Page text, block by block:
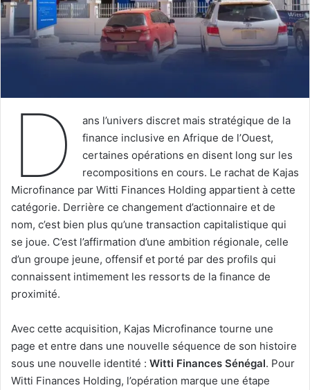
D
ans l’univers discret mais stratégique de la
finance inclusive en Afrique de l’Ouest,
certaines opérations en disent long sur les
recompositions en cours. Le rachat de Kajas
Microfinance par Witti Finances Holding appartient à cette
catégorie. Derrière ce changement d’actionnaire et de
nom, c’est bien plus qu’une transaction capitalistique qui
se joue. C’est l’affirmation d’une ambition régionale, celle
d’un groupe jeune, offensif et porté par des profils qui
connaissent intimement les ressorts de la finance de
proximité.
Avec cette acquisition, Kajas Microfinance tourne une
page et entre dans une nouvelle séquence de son histoire
sous une nouvelle identité : Witti Finances Sénégal. Pour
Witti Finances Holding, l’opération marque une étape